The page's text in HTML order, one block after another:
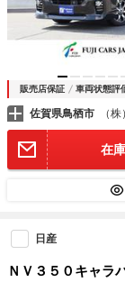
販売店保証 車両状態評
佐賀県鳥栖市 （
在
日産
ＮＶ３５０キャ